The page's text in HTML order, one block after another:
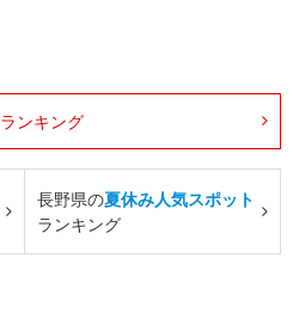
ランキング
長野県の夏休み人気スポット
ランキング